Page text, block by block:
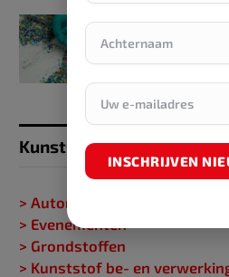
€ 17 miljoen
plasticsketen
Kunststofgids
> Automatisering
> Evenementen
> Grondstoffen
> Kunststof be- en
INSCHRIJVEN